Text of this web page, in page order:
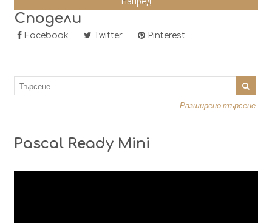
Сподели
Facebook Twitter Pinterest
Разширено търсене
Pascal Ready Mini